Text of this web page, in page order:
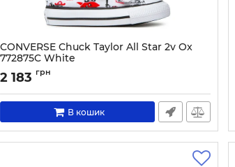
CONVERSE Chuck Taylor All Star 2v Ox
772875C White
Артикул: 0000300431689-20
2 183 грн
В кошик